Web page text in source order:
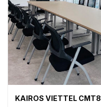
KAIROS VIETTEL CMT8